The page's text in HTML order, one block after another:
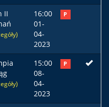
II
16:00
01-
04-
2023
P
15:00
08-
04-
2023
P